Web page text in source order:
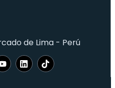
de Lima - Perú